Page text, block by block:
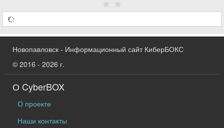
Новопавловск - Информационный сайт КиберБОКС
© 2016 - 2026 г.
О CyberBOX
О проекте
Наши контакты